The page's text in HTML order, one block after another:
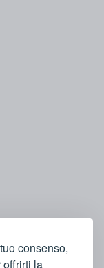
consenso,
la